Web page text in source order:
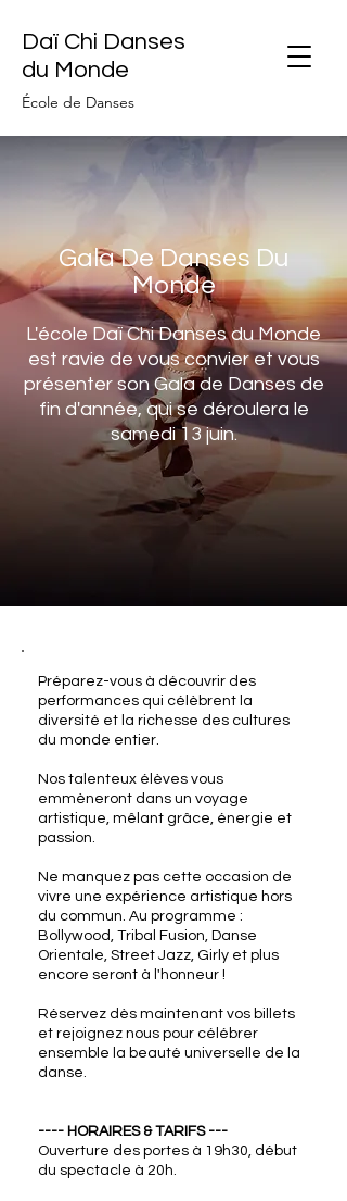
Daï Chi Danses
du Monde
École de Danses
Gala De Danses Du
Monde
L'école Daï Chi Danses du Monde
est ravie de vous convier et vous
présenter son Gala de Danses de
fin d'année, qui se déroulera le
samedi 13 juin.
Préparez-vous à découvrir des
performances qui célèbrent la
diversité et la richesse des cultures
du monde entier.
Nos talenteux élèves vous
emmèneront dans un voyage
artistique, mêlant grâce, énergie et
passion.
Ne manquez pas cette occasion de
vivre une expérience artistique hors
du commun. Au programme :
Bollywood, Tribal Fusion, Danse
Orientale, Street Jazz, Girly et plus
encore seront à l'honneur !
Réservez dès maintenant vos billets
et rejoignez nous pour célébrer
ensemble la beauté universelle de la
danse.
---- HORAIRES & TARIFS ---
Ouverture des portes à 19h30, début
du spectacle à 20h.